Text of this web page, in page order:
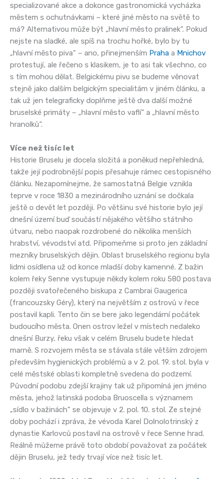
specializované akce a dokonce gastronomická vycházka
městem s ochutnávkami – které jiné město na světě to
má? Alternativou může být „hlavní město pralinek“. Pokud
nejste na sladké, ale spíš na trochu hořké, bylo by tu
„hlavní město piva“ – ano, přinejmenším Praha a Mnichov
protestují, ale řečeno s klasikem, je to asi tak všechno, co
s tím mohou dělat. Belgickému pivu se budeme věnovat
stejně jako dalším belgickým specialitám v jiném článku, a
tak už jen telegraficky doplňme ještě dva další možné
bruselské primáty – „hlavní město vaflí“ a „hlavní město
hranolků“.
Více než tisíc let
Historie Bruselu je docela složitá a poněkud nepřehledná,
takže její podrobnější popis přesahuje rámec cestopisného
článku. Nezapomínejme, že samostatná Belgie vznikla
teprve v roce 1830 a mezinárodního uznání se dočkala
ještě o devět let později. Po většinu své historie bylo její
dnešní území buď součástí nějakého většího státního
útvaru, nebo naopak rozdrobené do několika menších
hrabství, vévodství atd. Připomeňme si proto jen základní
mezníky bruselských dějin. Oblast bruselského regionu byla
lidmi osídlena už od konce mladší doby kamenné. Z bažin
kolem řeky Senne vystupuje někdy kolem roku 580 postava
později svatořečeného biskupa z Cambrai Gaugerica
(francouzsky Géry), který na největším z ostrovů v řece
postavil kapli. Tento čin se bere jako legendární počátek
budoucího města. Onen ostrov ležel v místech nedaleko
dnešní Burzy, řeku však v celém Bruselu budete hledat
marně. S rozvojem města se stávala stále větším zdrojem
především hygienických problémů a v 2. pol. 19. stol. byla v
celé městské oblasti kompletně svedena do podzemí.
Původní podobu zdejší krajiny tak už připomíná jen jméno
města, jehož latinská podoba Bruoscella s významem
„sídlo v bažinách“ se objevuje v 2. pol. 10. stol. Ze stejné
doby pochází i zpráva, že vévoda Karel Dolnolotrinský z
dynastie Karlovců postavil na ostrově v řece Senne hrad.
Reálně můžeme právě toto období považovat za počátek
dějin Bruselu, jež tedy trvají více než tisíc let.